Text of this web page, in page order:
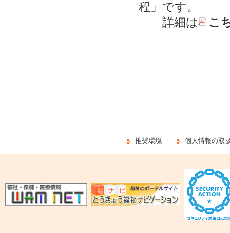
程」です。
詳細は
こ
推奨環境 個人情報の取